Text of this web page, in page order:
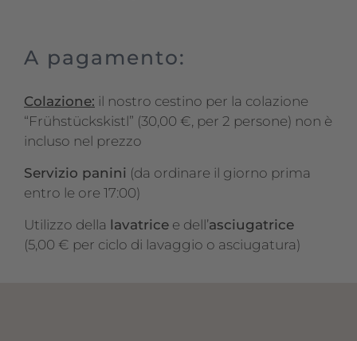
A pagamento:
Colazione: il nostro cestino per la colazione
“Frühstückskistl” (30,00 €, per 2 persone) non è
incluso nel prezzo
Servizio panini (da ordinare il giorno prima
entro le ore 17:00)
Utilizzo della lavatrice e dell’asciugatrice
(5,00 € per ciclo di lavaggio o asciugatura)